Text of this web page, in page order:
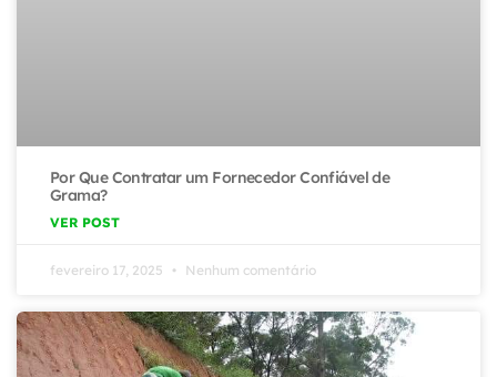
Por Que Contratar um Fornecedor Confiável de
Grama?
VER POST
fevereiro 17, 2025 Nenhum comentário